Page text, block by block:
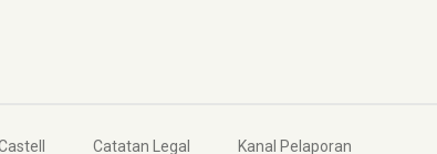
Catatan Legal Kanal Pelaporan